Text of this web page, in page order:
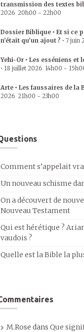
transmission des textes
2026 20h00 - 22h00
Dossier Biblique • Et si ce
n’était qu’un ajout ? • 7 juin
Yehi-Or • Les esséniens et
• 18 juillet 2026 14h00 -
Arte • Les faussaires de la
2026 21h00 - 23h00
Comment s’appelait
Un nouveau schisme
On a découvert de
Nouveau Testament
Qui est hérétique ?
vaudois ?
Quelle est la Bible la
M.Rose dans Que